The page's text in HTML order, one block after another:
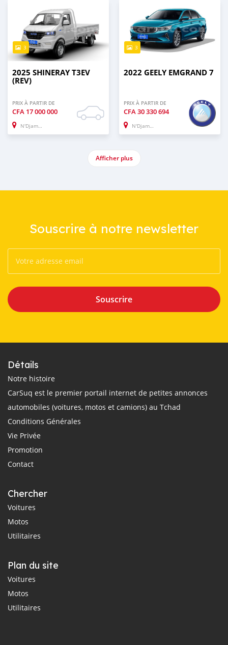
3
2025 SHINERAY T3EV
(REV)
PRIX À PARTIR DE
CFA 17 000 000
N'Djamena
3
2022 GEELY EMGRAND 7
PRIX À PARTIR DE
CFA 30 330 694
N'Djamena
Afficher plus
Souscrire à notre newsletter
Souscrire
Détails
Notre histoire
CarSuq est le premier portail internet de petites annonces
automobiles (voitures, motos et camions) au Tchad
Conditions Générales
Vie Privée
Promotion
Contact
Chercher
Voitures
Motos
Utilitaires
Plan du site
Voitures
Motos
Utilitaires